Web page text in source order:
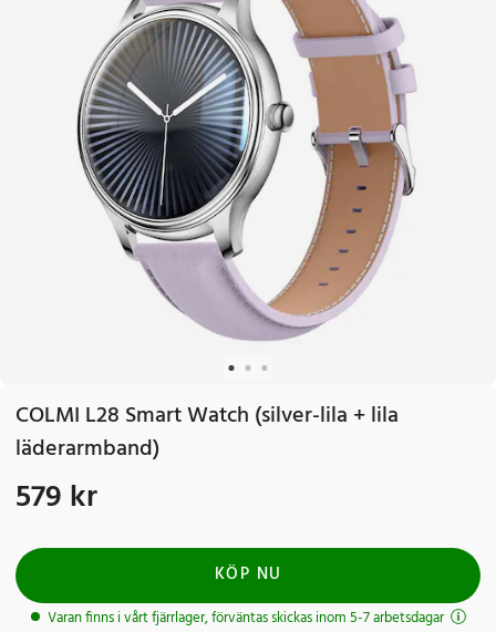
COLMI L28 Smart Watch (silver-lila + lila
läderarmband)
Pris:579 kr
579 kr
KÖP NU
Varan finns i vårt fjärrlager, förväntas skickas inom 5-7 arbetsdagar